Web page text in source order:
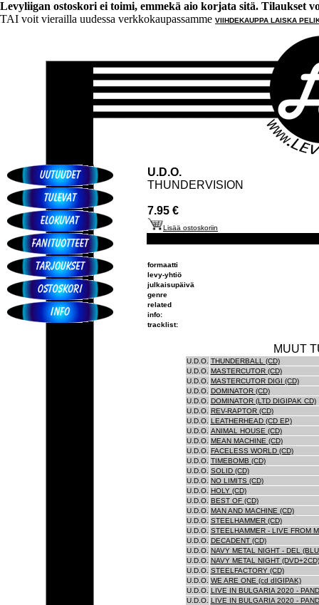
Levyliigan ostoskori ei toimi, emmekä aio korjata sitä. Tilaukset
TAI voit vierailla uudessa verkkokaupassamme VIIHDEKAUPPA LAISKA
U.D.O.
THUNDERVISION
7.95 €
Lisää ostoskoriin
formaatti
levy-yhtiö
julkaisupäivä
genre
related
info:
tracklist:
MUUT
U.D.O. THUNDERBALL (CD)
U.D.O. MASTERCUTOR (CD)
U.D.O. MASTERCUTOR DIGI (CD)
U.D.O. DOMINATOR (CD)
U.D.O. DOMINATOR (LTD DIGIPAK CD)
U.D.O. REV-RAPTOR (CD)
U.D.O. LEATHERHEAD (CD EP)
U.D.O. ANIMAL HOUSE (CD)
U.D.O. MEAN MACHINE (CD)
U.D.O. FACELESS WORLD (CD)
U.D.O. TIMEBOMB (CD)
U.D.O. SOLID (CD)
U.D.O. NO LIMITS (CD)
U.D.O. HOLY (CD)
U.D.O. BEST OF (CD)
U.D.O. MAN AND MACHINE (CD)
U.D.O. STEELHAMMER (CD)
U.D.O. STEELHAMMER - LIVE FROM
U.D.O. DECADENT (CD)
U.D.O. NAVY METAL NIGHT - DEL
U.D.O. NAVY METAL NIGHT (DVD+2CD)
U.D.O. STEELFACTORY (CD)
U.D.O. WE ARE ONE (cd dIGIPAK)
U.D.O. LIVE IN BULGARIA 2020 -
U.D.O. LIVE IN BULGARIA 2020 -